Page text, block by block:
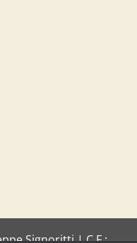
Signoritti | C.F.: